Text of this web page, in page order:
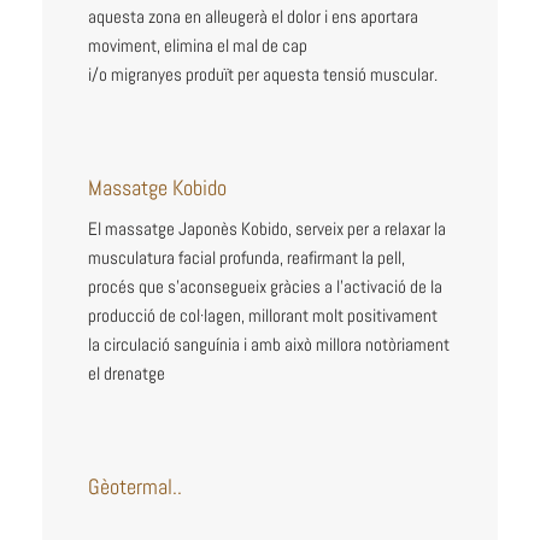
aquesta zona en alleugerà el dolor i ens aportara
moviment, elimina el mal de cap
i/o migranyes produït per aquesta tensió muscular.
Massatge Kobido
El massatge Japonès Kobido, serveix per a relaxar la
musculatura facial profunda, reafirmant la pell,
procés que s’aconsegueix gràcies a l’activació de la
producció de col·lagen, millorant molt positivament
la circulació sanguínia i amb això millora notòriament
el drenatge
Gèotermal..